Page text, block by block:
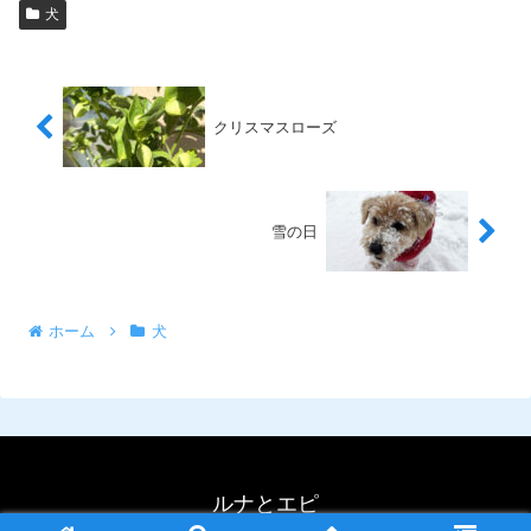
犬
クリスマスローズ
雪の日
ホーム 犬
ルナとエピ